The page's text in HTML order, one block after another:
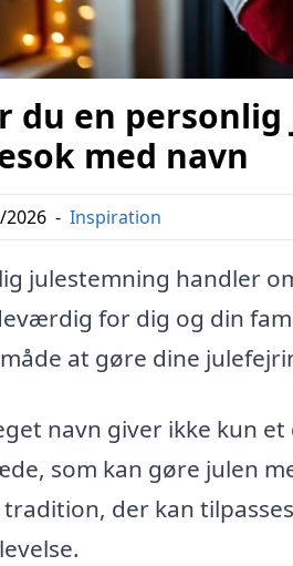
du en
med navn
2026 - Inspiration
julestemning handler
for dig og din
at gøre dine
navn giver ikke kun
som kan gøre julen
der kan